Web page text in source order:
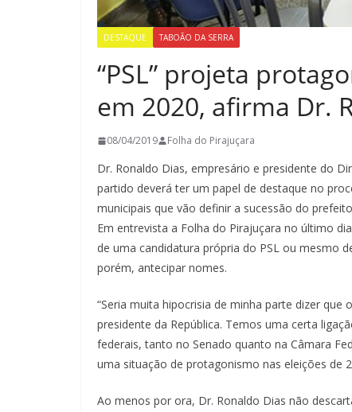
DESTAQUE TABOÃO DA SERRA
“PSL” projeta
em 2020, afirma Dr.
08/04/2019 Folha do Pirajuçara
Dr. Ronaldo Dias, empresário e presidente do
partido deverá ter um papel de destaque no
municipais que vão definir a sucessão do
Em entrevista a Folha do Pirajuçara no último
de uma candidatura própria do PSL ou mesmo
porém, antecipar nomes.
“Seria muita hipocrisia de minha parte dizer
presidente da República. Temos uma certa
federais, tanto no Senado quanto na Câmara
uma situação de protagonismo nas eleições de
Ao menos por ora, Dr. Ronaldo Dias não